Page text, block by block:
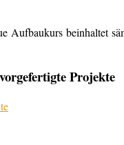
beinhaltet
Projekte